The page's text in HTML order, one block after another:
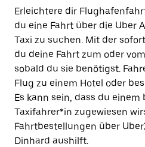
Erleichtere dir
du eine Fahrt über die Uber
Taxi zu suchen. Mit der
du deine Fahrt zum oder
sobald du sie benötigst.
Flug zu einem Hotel oder
Es kann sein, dass du einem
Taxifahrer*in zugewiesen
Fahrtbestellungen über
Dinhard aushilft.